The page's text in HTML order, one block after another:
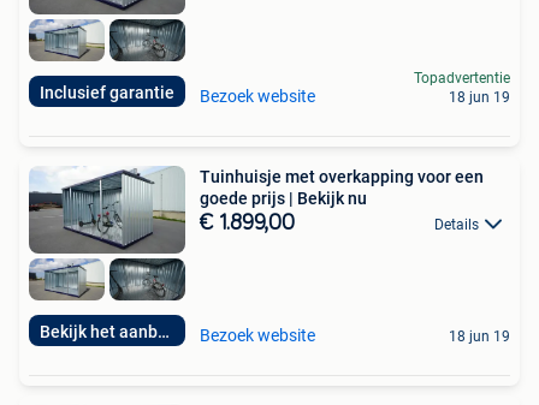
Inclusief garantie Bezoek website
Topadvertentie
18 jun 19
Bekijk het aanbod!
Tuinhuisje met overkapping voor een
goede prijs | Bekijk nu
€ 1.899,00 Details
Bezoek website 18 jun 19